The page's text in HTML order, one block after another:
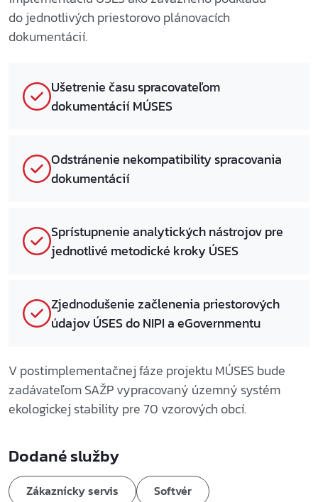
do jednotlivých priestorovo plánovacích
dokumentácií.
Ušetrenie času spracovateľom
dokumentácií MÚSES
Odstránenie nekompatibility spracovania
dokumentácií
Sprístupnenie analytických nástrojov pre
jednotlivé metodické kroky ÚSES
Zjednodušenie začlenenia priestorových
údajov ÚSES do NIPI a eGovernmentu
V postimplementačnej fáze projektu MÚSES bude
zadávateľom SAŽP vypracovaný územný systém
ekologickej stability pre 70 vzorových obcí.
Dodané služby
Zákaznícky servis Softvér